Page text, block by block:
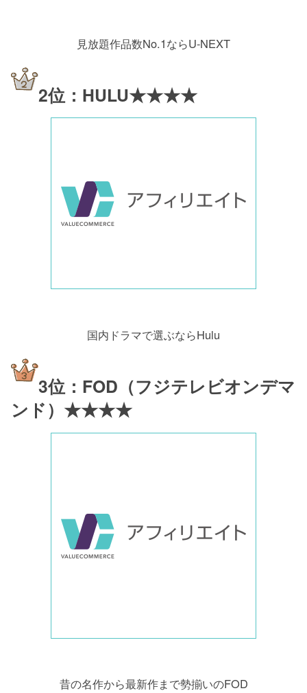
見放題作品数No.1ならU-NEXT
2位：HULU★★★★
国内ドラマで選ぶならHulu
3位：FOD（フジテレビオンデマ
ンド）★★★★
昔の名作から最新作まで勢揃いのFOD